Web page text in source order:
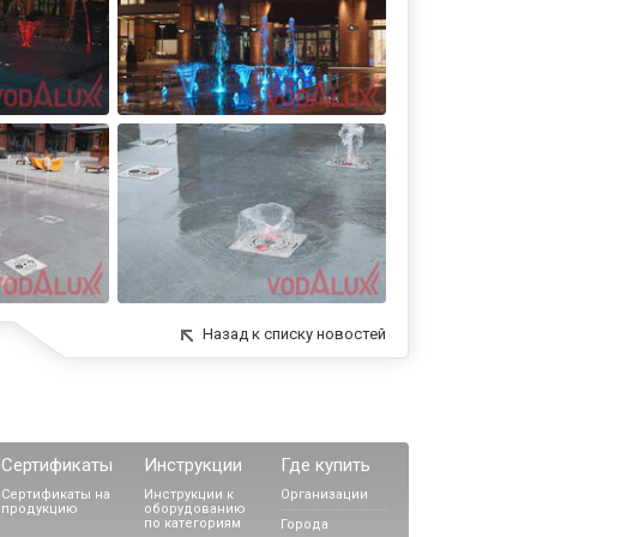
Назад к списку новостей
Сертификаты
Сертификаты на
продукцию
Инструкции
Инструкции к
оборудованию
по категориям
Где купить
Организации
Города